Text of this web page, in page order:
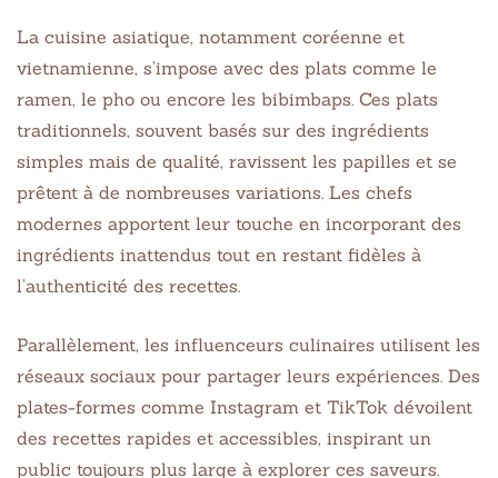
La cuisine asiatique, notamment coréenne et
vietnamienne, s’impose avec des plats comme le
ramen, le pho ou encore les bibimbaps. Ces plats
traditionnels, souvent basés sur des ingrédients
simples mais de qualité, ravissent les papilles et se
prêtent à de nombreuses variations. Les chefs
modernes apportent leur touche en incorporant des
ingrédients inattendus tout en restant fidèles à
l’authenticité des recettes.
Parallèlement, les influenceurs culinaires utilisent les
réseaux sociaux pour partager leurs expériences. Des
plates-formes comme Instagram et TikTok dévoilent
des recettes rapides et accessibles, inspirant un
public toujours plus large à explorer ces saveurs.